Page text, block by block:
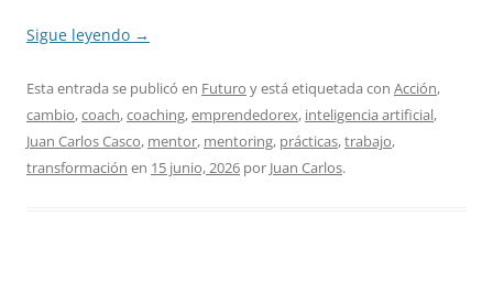
Sigue leyendo →
Esta entrada se publicó en Futuro y está etiquetada con Acción,
cambio,coach,coaching,emprendedorex, inteligencia artificial,
Juan Carlos Casco, mentor, mentoring, prácticas,trabajo,
transformación en 15 junio, 2026 por Juan Carlos.